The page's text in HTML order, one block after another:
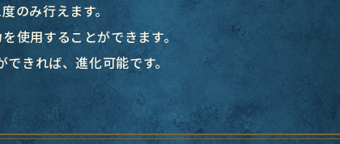
のみ行えます。
使用することができます。
きれば、進化可能です。